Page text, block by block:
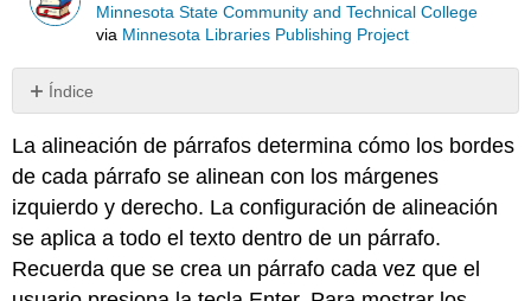
Minnesota State Community and Technical College
via Minnesota Libraries Publishing Project
Índice
Sin
encabezados
La alineación de párrafos determina cómo los bordes
de cada párrafo se alinean con los márgenes
izquierdo y derecho. La configuración de alineación
se aplica a todo el texto dentro de un párrafo.
Recuerda que se crea un párrafo cada vez que el